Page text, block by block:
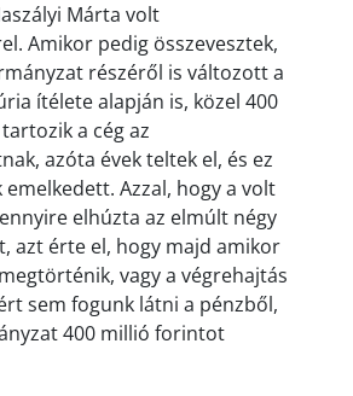
Márta volt
Amikor pedig összevesztek,
részéről is változott a
ítélete alapján is, közel 400
a cég az
azóta évek teltek el, és ez
emelkedett. Azzal, hogy a volt
elhúzta az elmúlt négy
azt érte el, hogy majd amikor
vagy a végrehajtás
sem fogunk látni a pénzből,
400 millió forintot